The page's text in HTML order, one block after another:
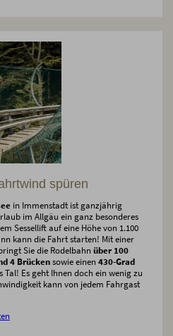
spüren
in Immenstadt ist ganzjährig
im Allgäu ein ganz besonderes
Sessellift auf eine Höhe von 1.100
kann die Fahrt starten! Mit einer
Sie die Rodelbahn über 100
4 Brückensowie einen 430-Grad
Tal! Es geht Ihnen doch ein wenig zu
kann von jedem Fahrgast